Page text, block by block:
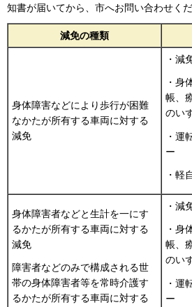
知書が届いてから、市へお問い合わせくだ
減免の種類
身体障害などにより歩行が困難
なかたが所有する車両に対する
減免
・減
・身
帳、
のい
・運
ー
・軽
身体障害者などと生計を一にす
るかたが所有する車両に対する
減免
障害者などのみで構成される世
帯の身体障害者等を常時介護す
るかたが所有する車両に対する
・減
・身
帳、
のい
・運
ー